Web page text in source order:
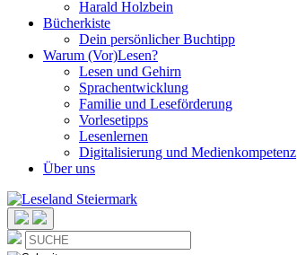
Harald Holzbein
Bücherkiste
Dein persönlicher Buchtipp
Warum (Vor)Lesen?
Lesen und Gehirn
Sprachentwicklung
Familie und Leseförderung
Vorlesetipps
Lesenlernen
Digitalisierung und Medienkompetenz
Über uns